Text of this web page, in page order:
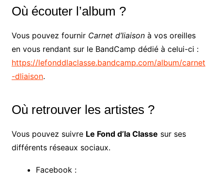
Où écouter l’album ?
Vous pouvez fournir Carnet d’liaisonà vos oreilles
en vous rendant sur le BandCamp dédié à celui-ci :
https://lefonddlaclasse.bandcamp.com/album/carnet
-dliaison.
Où retrouver les artistes ?
Vous pouvez suivre Le Fond d’la Classe sur ses
différents réseaux sociaux.
Facebook :